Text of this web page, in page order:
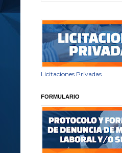
Licitaciones Privadas
FORMULARIO